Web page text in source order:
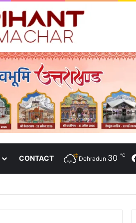
CONTACT Dehradun 30 ℃